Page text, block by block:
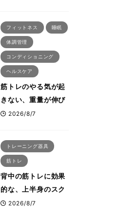
る「回復習慣」
フィットネス 睡眠
体調管理
コンディショニング
ヘルスケア
筋トレのやる気が起
きない、重量が伸び
ない ボディビル世
える食事・睡眠・呼
吸の整え方
2026/8/7
トレーニング器具
筋トレ
背中の筋トレに効果
的な、上半身のスク
ワットとも言われた
2026/8/7